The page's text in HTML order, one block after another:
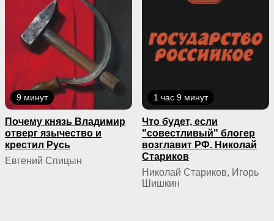
9 минут
Почему князь Владимир
отверг язычество и
крестил Русь
Евгений Спицын
1 час 9 минут
Что будет, если
"совестливый" блогер
возглавит РФ. Николай
Стариков
Николай Стариков, Игорь
Шишкин